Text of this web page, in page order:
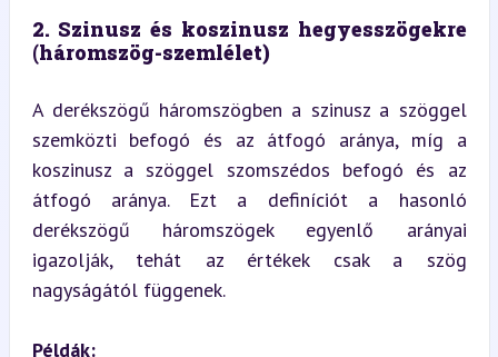
2. Szinusz és koszinusz hegyesszögekre
(háromszög-szemlélet)
A derékszögű háromszögben a szinusz a szöggel
szemközti befogó és az átfogó aránya, míg a
koszinusz a szöggel szomszédos befogó és az
átfogó aránya. Ezt a definíciót a hasonló
derékszögű háromszögek egyenlő arányai
igazolják, tehát az értékek csak a szög
nagyságától függenek.
Példák: